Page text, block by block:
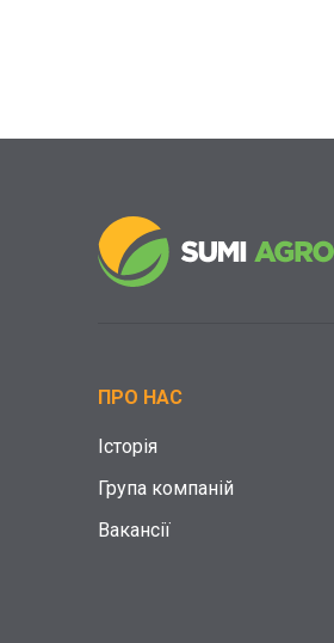
ПРО НАС
Історія
Група компаній
Вакансії